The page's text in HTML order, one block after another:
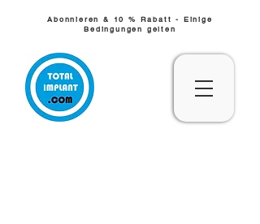
Abonnieren & 10 % Rabatt - Einige
Bedingungen gelten